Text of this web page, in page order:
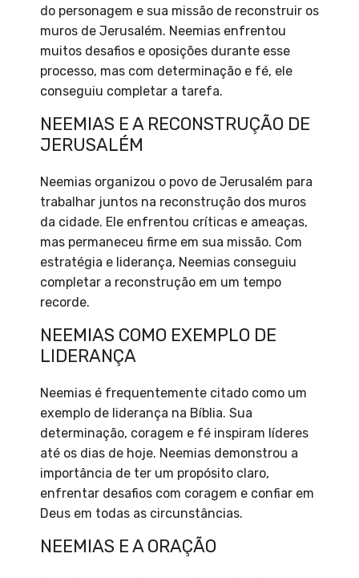
do personagem e sua missão de reconstruir os
muros de Jerusalém. Neemias enfrentou
muitos desafios e oposições durante esse
processo, mas com determinação e fé, ele
conseguiu completar a tarefa.
NEEMIAS E A RECONSTRUÇÃO DE
JERUSALÉM
Neemias organizou o povo de Jerusalém para
trabalhar juntos na reconstrução dos muros
da cidade. Ele enfrentou críticas e ameaças,
mas permaneceu firme em sua missão. Com
estratégia e liderança, Neemias conseguiu
completar a reconstrução em um tempo
recorde.
NEEMIAS COMO EXEMPLO DE
LIDERANÇA
Neemias é frequentemente citado como um
exemplo de liderança na Bíblia. Sua
determinação, coragem e fé inspiram líderes
até os dias de hoje. Neemias demonstrou a
importância de ter um propósito claro,
enfrentar desafios com coragem e confiar em
Deus em todas as circunstâncias.
NEEMIAS E A ORAÇÃO